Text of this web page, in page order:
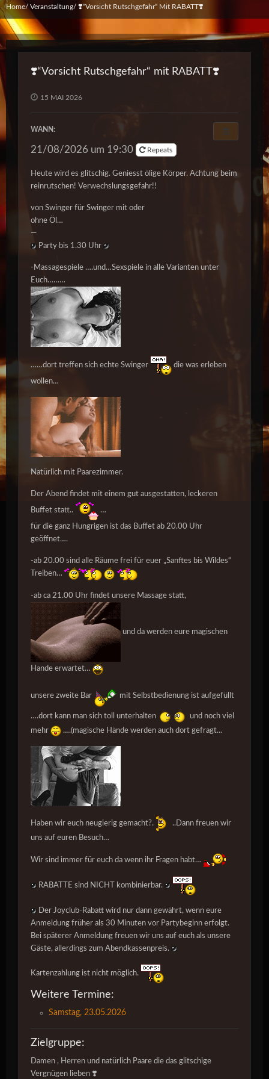
Home Veranstaltung ❣️“Vorsicht Rutschgefahr“ Mit RABATT❣️
❣️“Vorsicht Rutschgefahr“ mit RABATT❣️
15 MAI 2026
WANN:
21/08/2026 um 19:30 Repeats
Heute wird es glitschig. Geniesst ölige Körper. Achtung beim
reinrutschen! Verwechslungsgefahr!!
von Swinger für Swinger mit oder
ohne Öl…
—
Party bis 1.30 Uhr
-Massagespiele ….und…Sexspiele in alle Varianten unter
Euch………
……dort treffen sich echte Swinger die was erleben
wollen…
Natürlich mit Paarezimmer.
Der Abend findet mit einem gut ausgestatten, leckeren
Buffet statt.. …
für die ganz Hungrigen ist das Buffet ab 20.00 Uhr
geöffnet….
-ab 20.00 sind alle Räume frei für euer „Sanftes bis Wildes“
Treiben…
-ab ca 21.00 Uhr findet unsere Massage statt,
und da werden eure magischen
Hande erwartet…
unsere zweite Bar mit Selbstbedienung ist aufgefüllt
….dort kann man sich toll unterhalten
und noch viel
mehr
….(magische Hände werden auch dort gefragt…
Haben wir euch neugierig gemacht?.
..Dann freuen wir
uns auf euren Besuch…
Wir sind immer für euch da wenn ihr Fragen habt…
RABATTE sind NICHT kombinierbar.
Der Joyclub-Rabatt wird nur dann gewährt, wenn eure
Anmeldung früher als 30 Minuten vor Partybeginn erfolgt.
Bei späterer Anmeldung freuen wir uns auf euch als unsere
Gäste, allerdings zum Abendkassenpreis.
Kartenzahlung ist nicht möglich.
Weitere Termine:
Samstag, 23.05.2026
Zielgruppe:
Damen , Herren und natürlich Paare die das glitschige
Vergnügen lieben ❣️